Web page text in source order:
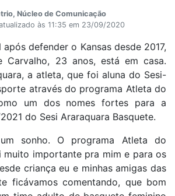
Núcleo de Comunicação
às 11:35 em 23/09/2020
defender o Kansas desde 2017,
Carvalho, 23 anos, está em casa.
a atleta, que foi aluna do Sesi-
através do programa Atleta do
um dos nomes fortes para a
do Sesi Araraquara Basquete.
sonho. O programa Atleta do
muito importante pra mim e para os
criança eu e minhas amigas das
ficávamos comentando, que bom